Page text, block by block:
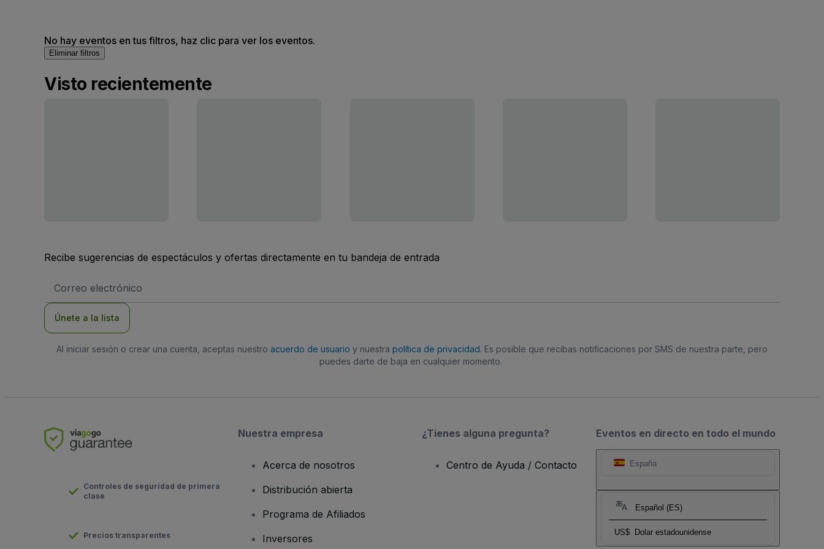
No hay eventos en tus filtros, haz clic para ver los eventos.
Eliminar filtros
Visto recientemente
Recibe sugerencias de espectáculos y ofertas directamente en tu bandeja de entrada
de
Únete a la lista
Al iniciar sesión o crear una cuenta, aceptas nuestro acuerdo de usuario y nuestra política de privacidad. Es posible que recibas notificaciones por SMS de nuestra parte, pero
puedes darte de baja en cualquier momento.
Eventos en directo en todo el mundo
España
Español (ES)
US$ Dolar estadounidense
Controles de seguridad de primera
clase
Precios transparentes
Nuestra empresa
Acerca de nosotros
Distribución abierta
Programa de Afiliados
Inversores
¿Tienes alguna pregunta?
Centro de Ayuda / Contacto